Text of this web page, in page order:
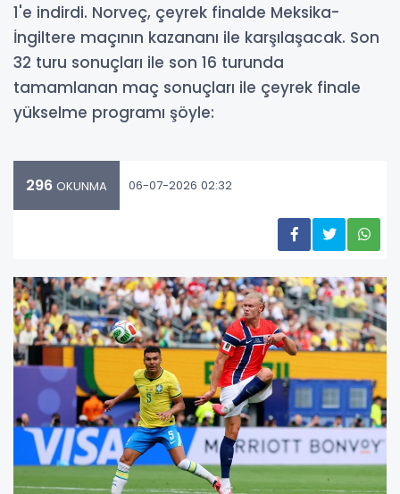
1'e indirdi. Norveç, çeyrek finalde Meksika-
İngiltere maçının kazananı ile karşılaşacak. Son
32 turu sonuçları ile son 16 turunda
tamamlanan maç sonuçları ile çeyrek finale
yükselme programı şöyle:
296 OKUNMA 06-07-2026 02:32